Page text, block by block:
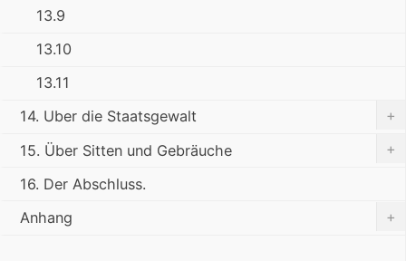
13.9
13.10
13.11
14. Uber die Staatsgewalt
+
15. Über Sitten und Gebräuche
+
16. Der Abschluss.
Anhang
+